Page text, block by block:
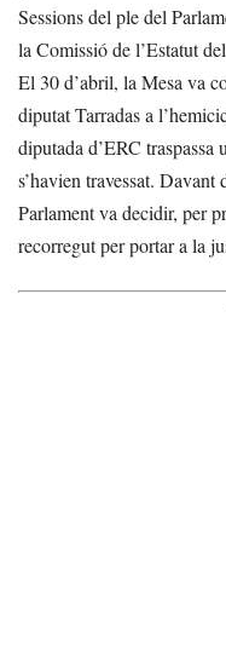
Sessions del ple del
la Comissió de l’Estatut
El 30 d’abril, la Mesa va
diputat Tarradas a
diputada d’ERC traspassa
s’havien travessat. Davant
Parlament va decidir, per
recorregut per portar a la